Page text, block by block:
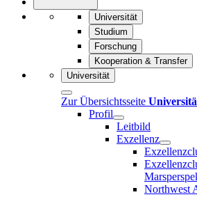
Universität
Studium
Forschung
Kooperation & Transfer
Universität
Zur Übersichtsseite
Profil
Leitbild
Exzellenz
Northwest